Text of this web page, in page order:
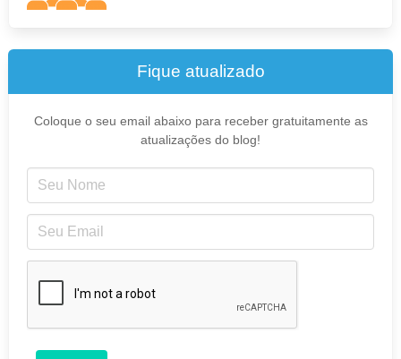
Fique atualizado
Coloque o seu email abaixo para receber gratuitamente as
atualizações do blog!